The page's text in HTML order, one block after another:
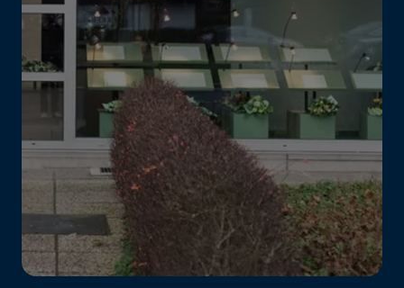
Uitvaartzorg Eugène Timmermans DELA | Mortsel
Antwerpsestraat 49 2640 Mortsel